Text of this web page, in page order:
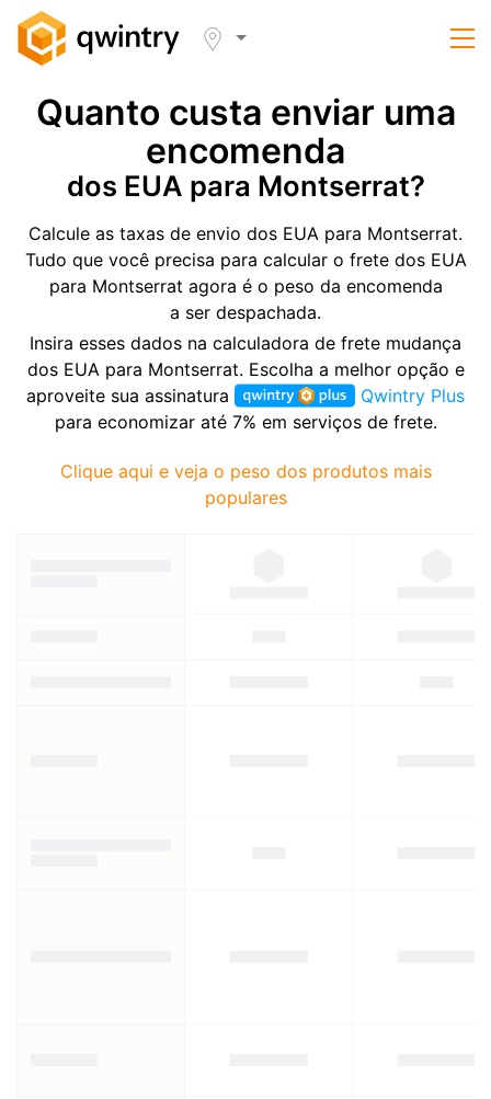
Quanto custa enviar uma
encomenda
dos EUA para Montserrat?
Calcule as taxas de envio dos EUA para Montserrat.
Tudo que você precisa para calcular o frete dos EUA
para Montserrat agora é o peso da encomenda
a ser despachada.
Insira esses dados na calculadora de frete mudança
dos EUA para Montserrat. Escolha a melhor opção e
aproveite sua assinatura
Qwintry Plus
para economizar até 7% em serviços de frete.
Clique aqui e veja o peso dos produtos mais
populares